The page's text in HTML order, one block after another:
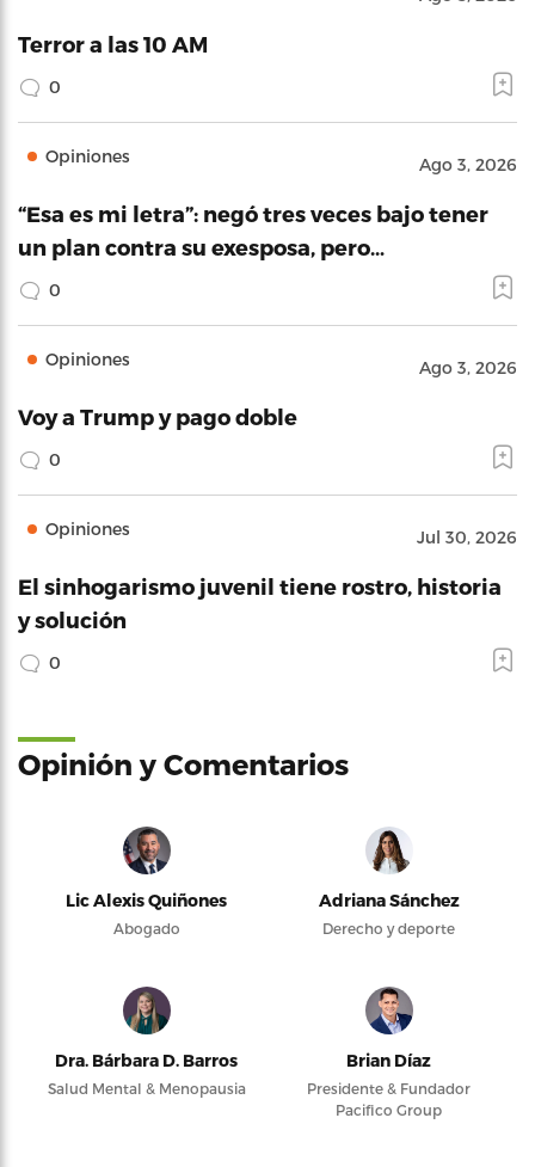
Terror a las 10 AM
0
Opiniones Ago 3, 2026
“Esa es mi letra”: negó tres veces bajo tener
un plan contra su exesposa, pero…
0
Opiniones Ago 3, 2026
Voy a Trump y pago doble
0
Opiniones Jul 30, 2026
El sinhogarismo juvenil tiene rostro, historia
y solución
0
Opinión y Comentarios
Lic Alexis Quiñones
Abogado
Adriana Sánchez
Derecho y deporte
Dra. Bárbara D. Barros
Salud Mental & Menopausia
Brian Díaz
Presidente & Fundador
Pacifico Group